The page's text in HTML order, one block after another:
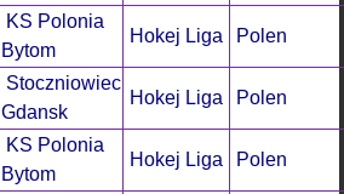
KS Polonia
Bytom
Hokej Liga Polen
Stoczniowiec
Gdansk
Hokej Liga Polen
KS Polonia
Bytom
Hokej Liga Polen